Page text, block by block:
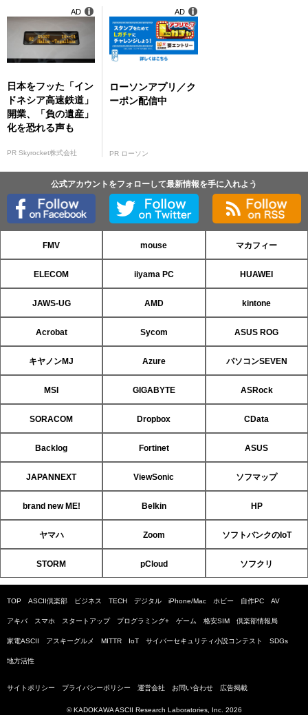
日本をフッた「イン
ドネシア高速鉄道」
開業、「負の遺産」
化を恐れる声も
PR Skyrocket株式会社
AD
ローソンアプリ／ク
ーポン配信中
PR ローソン
AD
公式アカウントをフォローして最新情報を手に入れよう
FMV mouse マカフィー
ELECOM iiyama PC HUAWEI
JAWS-UG AMD kintone
Acrobat Sycom ASUS ROG
キヤノンMJ Azure パソコンSEVEN
MSI GIGABYTE ASRock
SORACOM Dropbox CData
Backlog Fortinet ASUS
JAPANNEXT ViewSonic ソフマップ
brand new ME! Belkin HP
ヤマハ Zoom ソフトバンクのIoT
STORM pCloud ソフクリ
TOP ASCII倶楽部 ビジネス TECH デジタル iPhone/Mac ホビー 自作PC AV
アキバ スマホ スタートアップ プログラミング+ ゲーム 格安SIM 倶楽部情報局
家電ASCII アスキーグルメ MITTR IoT サイバーセキュリティ小説コンテスト SDGs
地方活性
サイトポリシー プライバシーポリシー 運営会社 お問い合わせ 広告掲載
© KADOKAWA ASCII Research Laboratories, Inc. 2026